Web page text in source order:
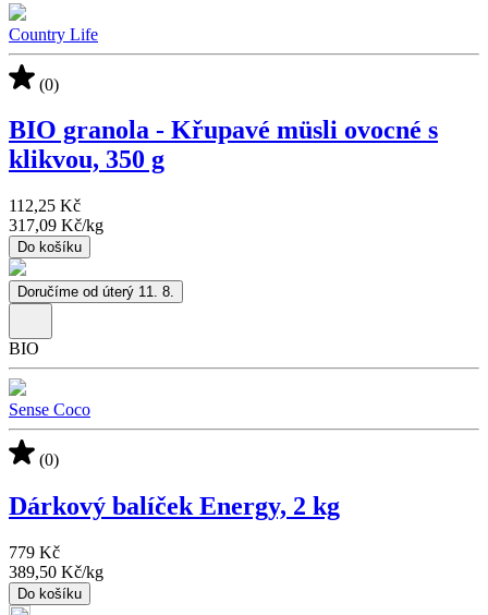
Country Life
(0)
BIO granola - Křupavé müsli ovocné s
klikvou, 350 g
112,25 Kč
317,09 Kč/kg
Do košíku
Doručíme od úterý 11. 8.
BIO
Sense Coco
(0)
Dárkový balíček Energy, 2 kg
779 Kč
389,50 Kč/kg
Do košíku